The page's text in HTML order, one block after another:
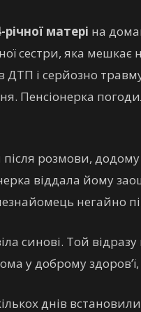
річної матері на
сестри, яка мешкає
ДТП і серйозно
Пенсіонерка
розмови, додому
віддала йому
негайно
синові. Той
у доброму здоров’ї,
днів